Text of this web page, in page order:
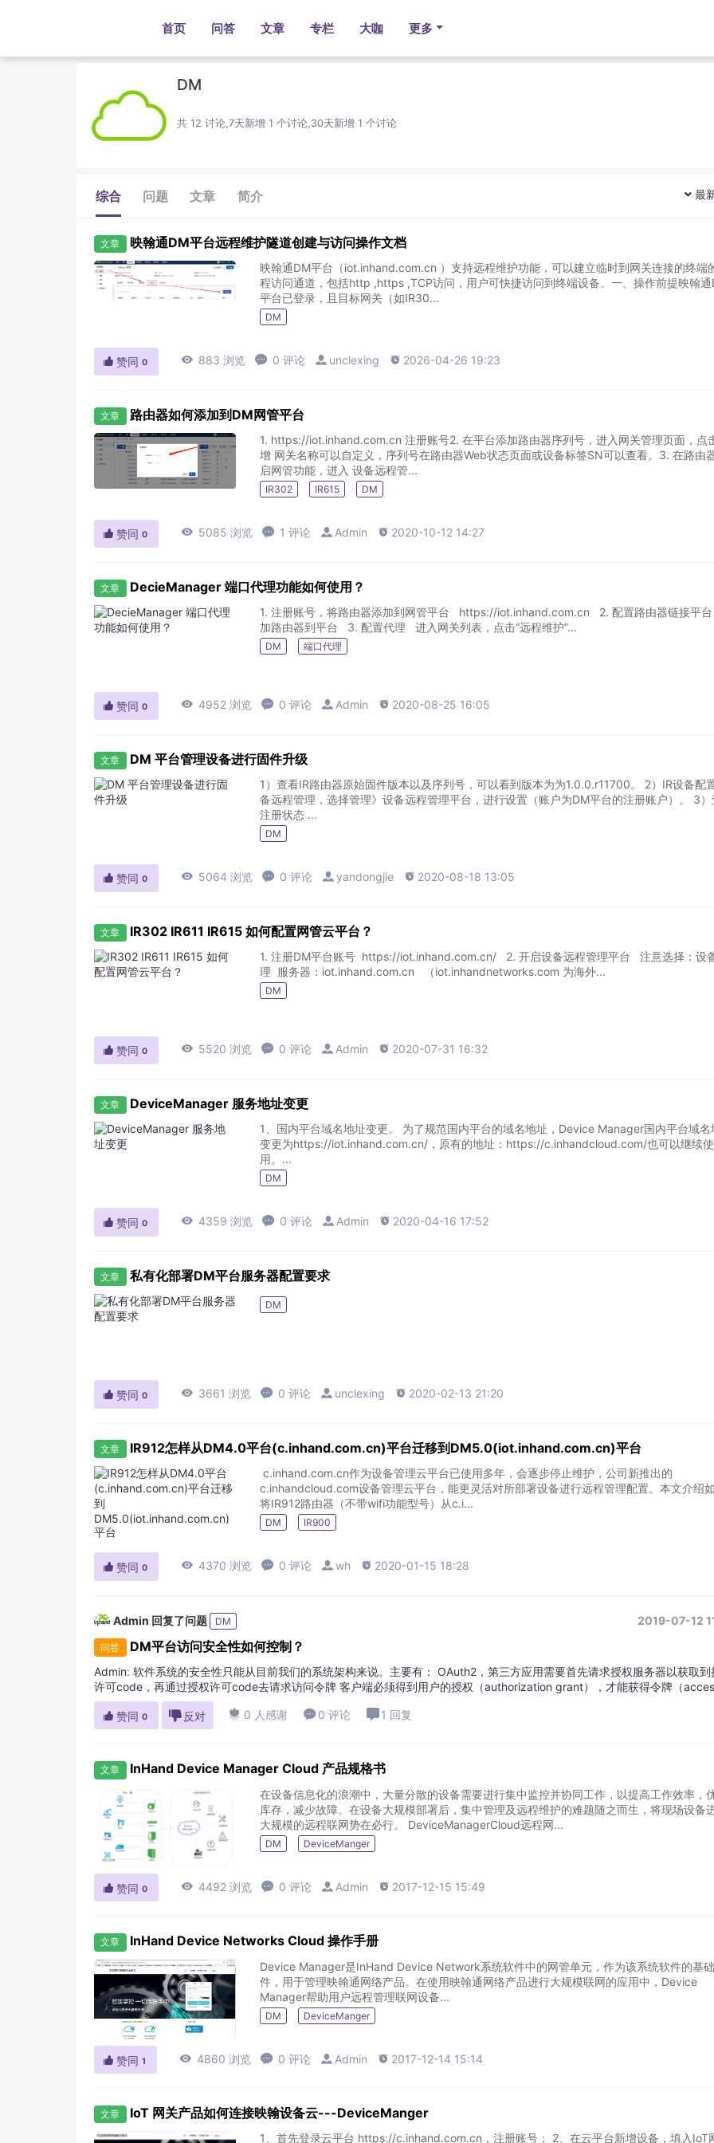
首页 问答 文章 专栏 大咖 更多
DM
共 12 讨论,7天新增 1 个讨论,30天新增 1 个讨论
综合 问题 文章 简介 最
文章 映翰通DM平台远程维护隧道创建与访问操作文档
映翰通DM平台（iot.inhand.com.cn ）支持远程维护功能，可以建立临时到网关连接的终端
程访问通道，包括http ,https ,TCP访问，用户可快捷访问到终端设备。一、操作前提映翰
平台已登录，且目标网关（如IR30...
DM
 赞同 0  883 浏览  0 评论  unclexing  2026-04-26 19:23
文章 路由器如何添加到DM网管平台
1. https://iot.inhand.com.cn 注册账号2. 在平台添加路由器序列号，进入网关管理页面，点
增 网关名称可以自定义，序列号在路由器Web状态页面或设备标签SN可以查看。3. 在路由
启网管功能，进入 设备远程管...
IR302 IR615 DM
 赞同 0  5085 浏览  1 评论  Admin  2020-10-12 14:27
文章 DecieManager 端口代理功能如何使用？
1. 注册账号，将路由器添加到网管平台 https://iot.inhand.com.cn 2. 配置路由器链接平台
加路由器到平台 3. 配置代理 进入网关列表，点击“远程维护”...
DM 端口代理
 赞同 0  4952 浏览  0 评论  Admin  2020-08-25 16:05
文章 DM 平台管理设备进行固件升级
1）查看IR路由器原始固件版本以及序列号，可以看到版本为为1.0.0.r11700。 2）IR设备配置设
备远程管理，选择管理》设备远程管理平台，进行设置（账户为DM平台的注册账户）。 3）查看
注册状态 ...
DM
 赞同 0  5064 浏览  0 评论  yandongjie  2020-08-18 13:05
文章 IR302 IR611 IR615 如何配置网管云平台？
1. 注册DM平台账号 https://iot.inhand.com.cn/ 2. 开启设备远程管理平台 注意选择：设
理 服务器：iot.inhand.com.cn （iot.inhandnetworks.com 为海外...
DM
 赞同 0  5520 浏览  0 评论  Admin  2020-07-31 16:32
文章 DeviceManager 服务地址变更
1、国内平台域名地址变更。 为了规范国内平台的域名地址，Device Manager国内平台域名
变更为https://iot.inhand.com.cn/，原有的地址：https://c.inhandcloud.com/也可以继续使
用。...
DM
 赞同 0  4359 浏览  0 评论  Admin  2020-04-16 17:52
文章 私有化部署DM平台服务器配置要求
DM
 赞同 0  3661 浏览  0 评论  unclexing  2020-02-13 21:20
文章 IR912怎样从DM4.0平台(c.inhand.com.cn)平台迁移到DM5.0(iot.inhand.com.cn)平台
c.inhand.com.cn作为设备管理云平台已使用多年，会逐步停止维护，公司新推出的
c.inhandcloud.com设备管理云平台，能更灵活对所部署设备进行远程管理配置。本文介绍
将IR912路由器（不带wifi功能型号）从c.i...
DM IR900
 赞同 0  4370 浏览  0 评论  wh  2020-01-15 18:28
Admin 回复了问题 2019-07-12
DM
问答 DM平台访问安全性如何控制？
Admin: 软件系统的安全性只能从目前我们的系统架构来说。主要有： OAuth2，第三方应用需要首先请求授权服务器以获取到授权
许可code，再通过授权许可code去请求访问令牌 客户端必须得到用户的授权（authorization grant），才能获得令牌（
token） 客户端将用户导向认证服...
 赞同 0  反对  0 人感谢  0 评论 1 回复
文章 InHand Device Manager Cloud 产品规格书
在设备信息化的浪潮中，大量分散的设备需要进行集中监控并协同工作，以提高工作效率，
库存，减少故障。在设备大规模部署后，集中管理及远程维护的难题随之而生，将现场设备
大规模的远程联网势在必行。 DeviceManagerCloud远程网...
DM DeviceManger
 赞同 0  4492 浏览  0 评论  Admin  2017-12-15 15:49
文章 InHand Device Networks Cloud 操作手册
Device Manager是InHand Device Network系统软件中的网管单元，作为该系统软件的基
件，用于管理映翰通网络产品。在使用映翰通网络产品进行大规模联网的应用中，Device
Manager帮助用户远程管理联网设备...
DM DeviceManger
 赞同 1  4860 浏览  0 评论  Admin  2017-12-14 15:14
文章 IoT 网关产品如何连接映翰设备云---DeviceManger
1、首先登录云平台 https://c.inhand.com.cn，注册账号； 2、在云平台新增设备，填入IoT网关